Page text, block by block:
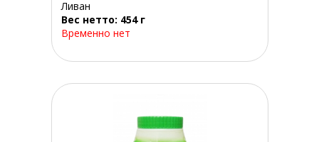
Ливан
Вес нетто: 454 г
Временно нет